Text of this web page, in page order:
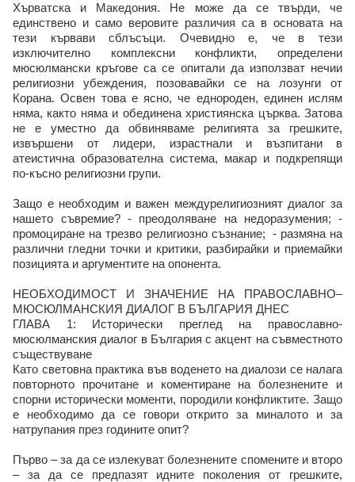
Хърватска и Македония. Не може да се твърди, че
единствено и само веровите различия са в основата на
тези кървави сблъсъци. Очевидно е, че в тези
изключително комплексни конфликти, определени
мюсюлмански кръгове са се опитали да използват нечии
религиозни убеждения, позовавайки се на лозунги от
Корана. Освен това е ясно, че еднороден, единен ислям
няма, както няма и обединена християнска църква. Затова
не е уместно да обвиняваме религията за грешките,
извършени от лидери, израстнали и възпитани в
атеистична образователна система, макар и подкрепящи
по-късно религиозни групи.
Защо е необходим и важен междурелигиозният диалог за
нашето съвремие? - преодоляване на недоразумения; -
промоциране на трезво религиозно съзнание; - размяна на
различни гледни точки и критики, разбирайки и приемайки
позицията и аргументите на опонента.
НЕОБХОДИМОСТ И ЗНАЧЕНИЕ НА ПРАВОСЛАВНО–
МЮСЮЛМАНСКИЯ ДИАЛОГ В БЪЛГАРИЯ ДНЕС
ГЛАВА 1: Исторически преглед на православно-
мюсюлманския диалог в България с акцент на съвместното
съществуване
Като световна практика във воденето на диалози се налага
повторното прочитане и коментиране на болезнените и
спорни исторически моменти, породили конфликтите. Защо
е необходимо да се говори открито за миналото и за
натрупания през годините опит?
Първо – за да се излекуват болезнените спомените и второ
– за да се предпазят идните поколения от грешките,